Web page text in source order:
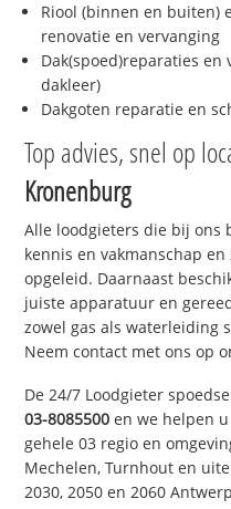
Riool (binnen en buiten)
renovatie en vervanging
Dak(spoed)reparaties
dakleer)
Dakgoten reparatie en
Top advies, snel op
Kronenburg
Alle loodgieters die bij ons
kennis en vakmanschap
opgeleid. Daarnaast
juiste apparatuur en
zowel gas als waterleiding
Neem contact met ons op
De 24/7 Loodgieter
03-8085500 en we helpen
gehele 03 regio en
Mechelen, Turnhout en
2030, 2050 en 2060